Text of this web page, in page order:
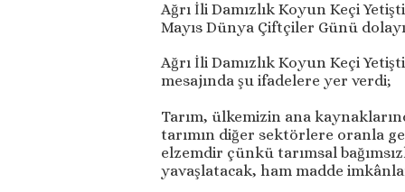
Ağrı İli Damızlık Koyun Keçi
Mayıs Dünya Çiftçiler Günü
Ağrı İli Damızlık Koyun Keçi
mesajında şu ifadelere yer verdi;
Tarım, ülkemizin ana
tarımın diğer sektörlere oranla
elzemdir çünkü tarımsal
yavaşlatacak, ham madde